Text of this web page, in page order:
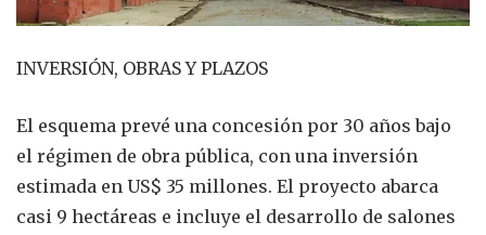
INVERSIÓN, OBRAS Y PLAZOS
El esquema prevé una concesión por 30 años bajo
el régimen de obra pública, con una inversión
estimada en US$ 35 millones. El proyecto abarca
casi 9 hectáreas e incluye el desarrollo de salones